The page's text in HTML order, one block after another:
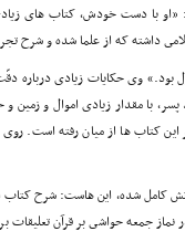
«او با دست خودش، کتاب هاى
داشته که از علما شده و شرح
بود.» وى حکایات زیادى
با مقدار زیادى اموال و زمین و
کتاب ها از میان رفته است. روى
کامل شده، این هاست: شرح
نماز جمعه حواشى بر قرآن